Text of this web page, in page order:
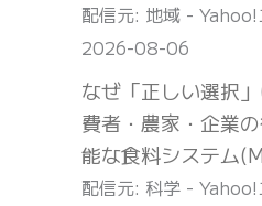
配信元: 地域 - Yahoo!
2026-08-06
なぜ「正しい選択
費者・農家・企業
能な食料システム
配信元: 科学 - Yahoo!